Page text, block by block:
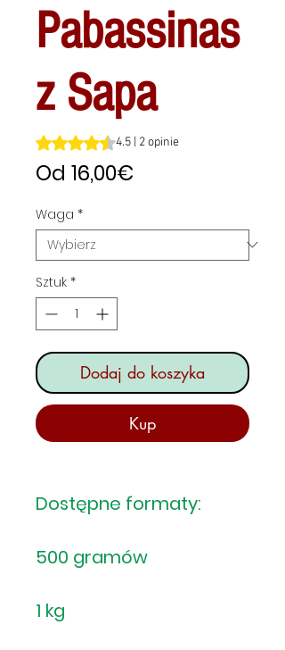
Pabassinas
z Sapa
Ocena to 4.5 na pięć gwiazdek na
4.5 | 2 opinie
Od 16,00€
Waga *
Sztuk *
Dodaj do koszyka
Kup
Dostępne formaty:
500 gramów
1 kg